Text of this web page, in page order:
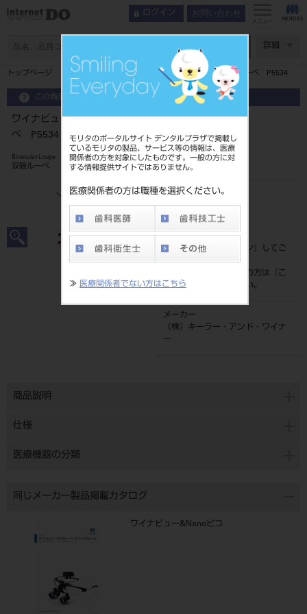
モリタのポータルサイト デンタルプラザで掲載し
ているモリタの製品、サービス等の情報は、医療
関係者の方を対象にしたものです。一般の方に対
する情報提供サイトではありません。
医療関係者の方は職種を選択ください。
≫ 医療関係者でない方はこちら
ログイン お問い合わせ
メニュー
詳細
トップページ ワイナビューエアーフレーム パノラミック XL ルーペ P5534
この商品に関するお問い合わせ
ワイナビューエアーフレーム パノラミック XL ルー
ペ P5534
Binocular Loupe
双眼ルーペ
品目コード
206720663B/R
標準価格
価格の確認は『
ログイン
』してご
覧ください。
ネット会員登録がまだの方は『
こ
ちら』より登録ください。
メーカー
（株）キーラー・アンド・ワイナ
ー
商品説明
仕様
医療機器の分類
同じメーカー製品掲載カタログ
ワイナビュー&Nanoピコ